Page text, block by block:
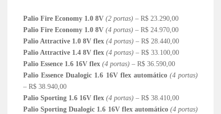
Palio Fire Economy 1.0 8V (2 portas) – R$ 23.290,00
Palio Fire Economy 1.0 8V (4 portas) – R$ 24.970,00
Palio Attractive 1.0 8V flex (4 portas) – R$ 28.440,00
Palio Attractive 1.4 8V flex (4 portas) – R$ 33.100,00
Palio Essence 1.6 16V flex (4 portas) – R$ 36.590,00
Palio Essence Dualogic 1.6 16V flex automático (4 portas)
– R$ 38.940,00
Palio Sporting 1.6 16V flex (4 portas) – R$ 38.410,00
Palio Sporting Dualogic 1.6 16V flex automático (4 portas)